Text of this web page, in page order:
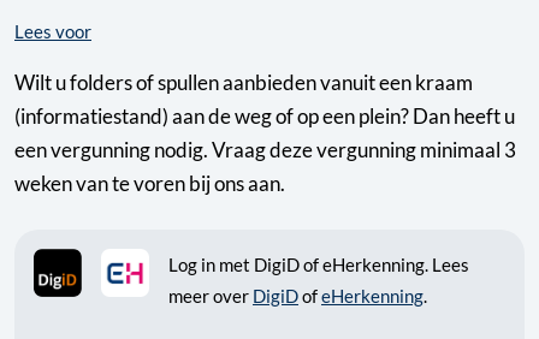
Lees voor
Wilt u folders of spullen aanbieden vanuit een kraam
(informatiestand) aan de weg of op een plein? Dan heeft u
een vergunning nodig. Vraag deze vergunning minimaal 3
weken van te voren bij ons aan.
Log in met DigiD of eHerkenning. Lees
meer over DigiDofeHerkenning.